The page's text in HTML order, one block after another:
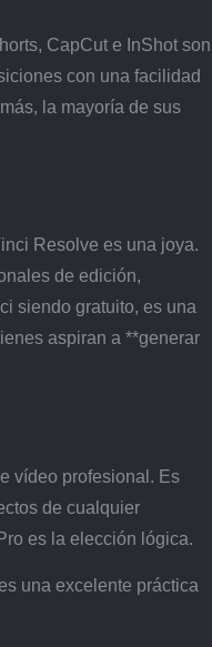
CapCut e InShot son
con una facilidad
la mayoría de sus
Resolve es una joya.
de edición,
siendo gratuito, es una
aspiran a **generar
vídeo profesional. Es
de cualquier
es la elección lógica.
una excelente práctica